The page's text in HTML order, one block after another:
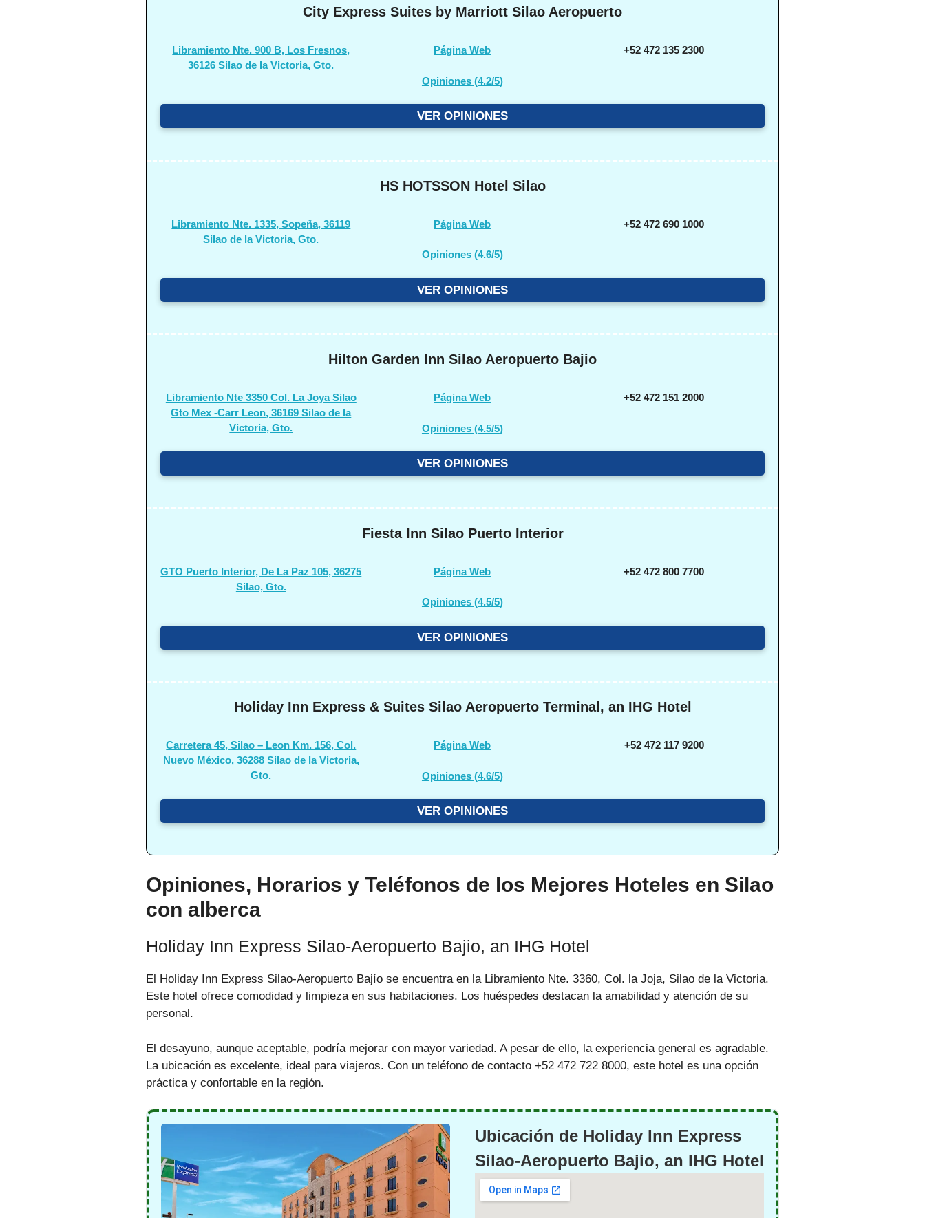
City Express Suites by Marriott Silao Aeropuerto
Libramiento Nte. 900 B, Los Fresnos,
36126 Silao de la Victoria, Gto.
Página Web
Opiniones (4.2/5)
+52 472 135 2300
VER OPINIONES
HS HOTSSON Hotel Silao
Libramiento Nte. 1335, Sopeña, 36119
Silao de la Victoria, Gto.
Página Web
Opiniones (4.6/5)
+52 472 690 1000
VER OPINIONES
Hilton Garden Inn Silao Aeropuerto Bajio
Libramiento Nte 3350 Col. La Joya Silao
Gto Mex -Carr Leon, 36169 Silao de la
Victoria, Gto.
Página Web
Opiniones (4.5/5)
+52 472 151 2000
VER OPINIONES
Fiesta Inn Silao Puerto Interior
GTO Puerto Interior, De La Paz 105, 36275
Silao, Gto.
Página Web
Opiniones (4.5/5)
+52 472 800 7700
VER OPINIONES
Holiday Inn Express & Suites Silao Aeropuerto Terminal, an IHG Hotel
Carretera 45, Silao – Leon Km. 156, Col.
Nuevo México, 36288 Silao de la Victoria,
Gto.
Página Web
Opiniones (4.6/5)
+52 472 117 9200
VER OPINIONES
Opiniones, Horarios y Teléfonos de los Mejores Hoteles en Silao
con alberca
Holiday Inn Express Silao-Aeropuerto Bajio, an IHG Hotel
El Holiday Inn Express Silao-Aeropuerto Bajío se encuentra en la Libramiento Nte. 3360, Col. la Joja, Silao de la Victoria.
Este hotel ofrece comodidad y limpieza en sus habitaciones. Los huéspedes destacan la amabilidad y atención de su
personal.
El desayuno, aunque aceptable, podría mejorar con mayor variedad. A pesar de ello, la experiencia general es agradable.
La ubicación es excelente, ideal para viajeros. Con un teléfono de contacto +52 472 722 8000, este hotel es una opción
práctica y confortable en la región.
Ubicación de Holiday Inn Express
Silao-Aeropuerto Bajio, an IHG Hotel